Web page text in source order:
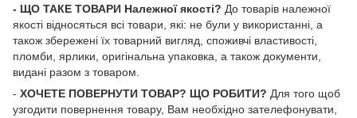
- ЩО ТАКЕ ТОВАРИ Належної якості? До товарів належної
якості відносяться всі товари, які: не були у використанні, а
також збережені їх товарний вигляд, споживчі властивості,
пломби, ярлики, оригінальна упаковка, а також документи,
видані разом з товаром.
- ХОЧЕТЕ ПОВЕРНУТИ ТОВАР? ЩО РОБИТИ? Для того щоб
узгодити повернення товару, Вам необхідно зателефонувати,